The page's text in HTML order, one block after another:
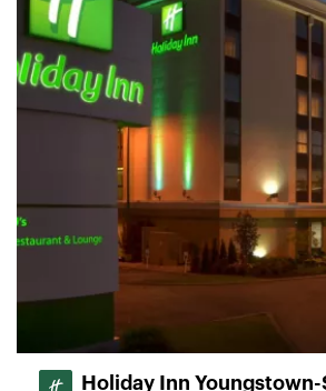
Holiday Inn